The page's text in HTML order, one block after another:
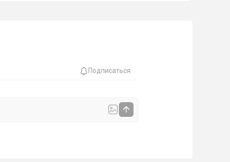
Подписаться